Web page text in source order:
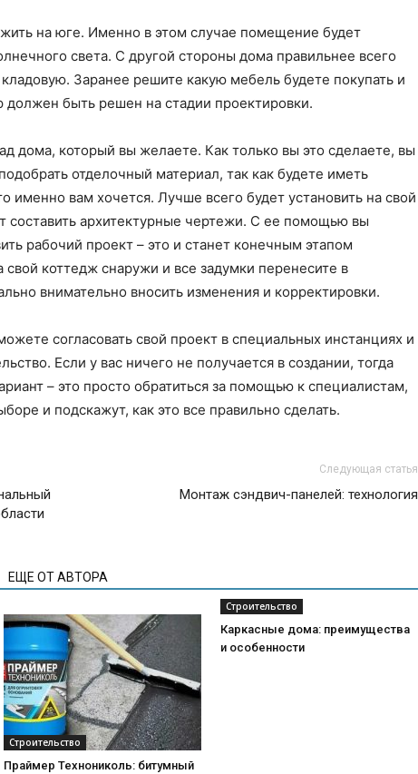
на юге. Именно в этом случае помещение будет
света. С другой стороны дома правильнее всего
Заранее решите какую мебель будете покупать и
должен быть решен на стадии проектировки.
дома, который вы желаете. Как только вы это сделаете, вы
отделочный материал, так как будете иметь
именно вам хочется. Лучше всего будет установить на свой
составить архитектурные чертежи. С ее помощью вы
рабочий проект – это и станет конечным этапом
коттедж снаружи и все задумки перенесите в
внимательно вносить изменения и корректировки.
согласовать свой проект в специальных инстанциях и
Если у вас ничего не получается в создании, тогда
– это просто обратиться за помощью к специалистам,
и подскажут, как это все правильно сделать.
Следующая статья
Монтаж сэндвич-панелей: технология
ЕЩЕ ОТ АВТОРА
Строительство
Праймер Технониколь: битумный
Строительство
Каркасные дома: преимущества
и особенности